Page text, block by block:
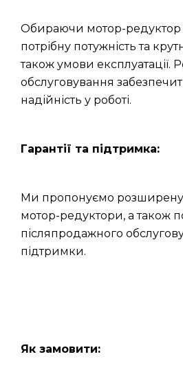
Обираючи мотор-редуктор
потрібну потужність та
також умови експлуатації.
обслуговування
надійність у роботі.
Гарантії та підтримка:
Ми пропонуємо розширену
мотор-редуктори, а також
післяпродажного
підтримки.
Як замовити: